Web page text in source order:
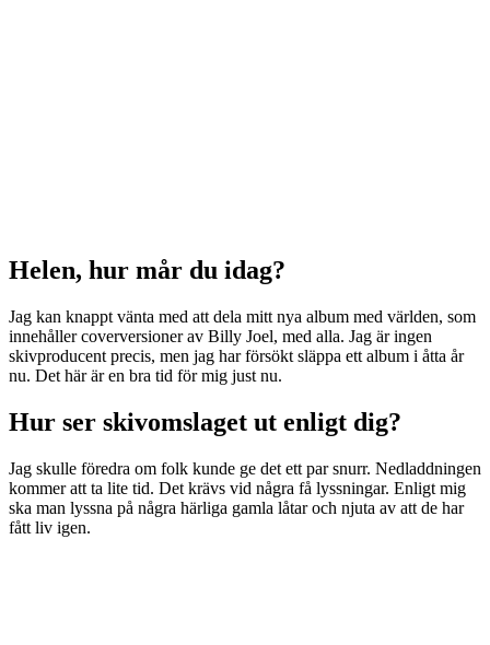
Helen, hur mår du idag?
Jag kan knappt vänta med att dela mitt nya album med världen, som
innehåller coverversioner av Billy Joel, med alla. Jag är ingen
skivproducent precis, men jag har försökt släppa ett album i åtta år
nu. Det här är en bra tid för mig just nu.
Hur ser skivomslaget ut enligt dig?
Jag skulle föredra om folk kunde ge det ett par snurr. Nedladdningen
kommer att ta lite tid. Det krävs vid några få lyssningar. Enligt mig
ska man lyssna på några härliga gamla låtar och njuta av att de har
fått liv igen.